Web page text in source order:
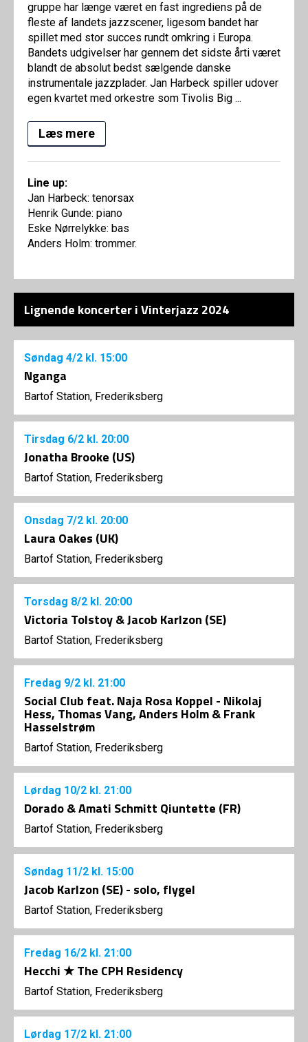
gruppe har længe været en fast ingrediens på de
fleste af landets jazzscener, ligesom bandet har
spillet med stor succes rundt omkring i Europa.
Bandets udgivelser har gennem det sidste årti været
blandt de absolut bedst sælgende danske
instrumentale jazzplader. Jan Harbeck spiller udover
egen kvartet med orkestre som Tivolis Big ...
Læs mere
Line up:
Jan Harbeck: tenorsax
Henrik Gunde: piano
Eske Nørrelykke: bas
Anders Holm: trommer.
Lignende koncerter i Vinterjazz 2024
Søndag 4/2 kl. 15:00
Nganga
Bartof Station, Frederiksberg
Tirsdag 6/2 kl. 20:00
Jonatha Brooke (US)
Bartof Station, Frederiksberg
Onsdag 7/2 kl. 20:00
Laura Oakes (UK)
Bartof Station, Frederiksberg
Torsdag 8/2 kl. 20:00
Victoria Tolstoy & Jacob Karlzon (SE)
Bartof Station, Frederiksberg
Fredag 9/2 kl. 21:00
Social Club feat. Naja Rosa Koppel - Nikolaj
Hess, Thomas Vang, Anders Holm & Frank
Hasselstrøm
Bartof Station, Frederiksberg
Lørdag 10/2 kl. 21:00
Dorado & Amati Schmitt Qiuntette (FR)
Bartof Station, Frederiksberg
Søndag 11/2 kl. 15:00
Jacob Karlzon (SE) - solo, flygel
Bartof Station, Frederiksberg
Fredag 16/2 kl. 21:00
Hecchi ★ The CPH Residency
Bartof Station, Frederiksberg
Lørdag 17/2 kl. 21:00